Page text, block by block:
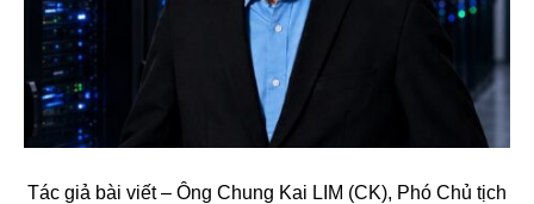
Tác giả bài viết – Ông Chung Kai LIM (CK), Phó Chủ tịch